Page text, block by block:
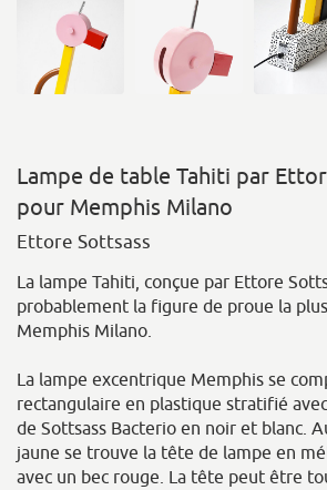
Lampe de table Tahiti par
pour Memphis Milano
Ettore Sottsass
La lampe Tahiti, conçue par Ettore
probablement la figure de proue la
Memphis Milano.
La lampe excentrique Memphis se
rectangulaire en plastique stratifié
de Sottsass Bacterio en noir et blanc.
jaune se trouve la tête de lampe en
avec un bec rouge. La tête peut être